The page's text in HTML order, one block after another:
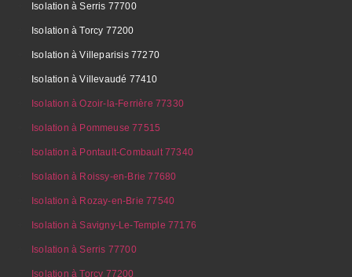
Isolation à Serris 77700
Isolation à Torcy 77200
Isolation à Villeparisis 77270
Isolation à Villevaudé 77410
Isolation à Ozoir-la-Ferrière 77330
Isolation à Pommeuse 77515
Isolation à Pontault-Combault 77340
Isolation à Roissy-en-Brie 77680
Isolation à Rozay-en-Brie 77540
Isolation à Savigny-Le-Temple 77176
Isolation à Serris 77700
Isolation à Torcy 77200